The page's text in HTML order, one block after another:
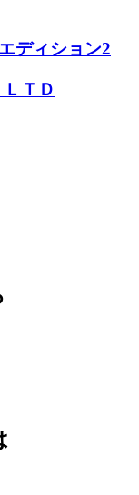
ディション2
ＴＤ